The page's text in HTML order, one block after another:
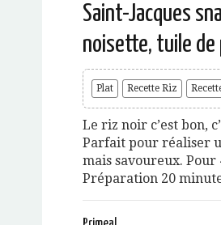
Saint-Jacques
noisette, tuile de
Plat Recette Riz
Le riz noir c’est bon,
Parfait pour réaliser
mais savoureux. Pour
Préparation 20